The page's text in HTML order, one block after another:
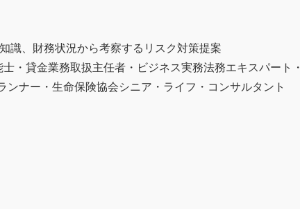
識、財務状況から考察するリスク対策提案
・貸金業務取扱主任者・ビジネス実務法務エキスパート・
ナー・生命保険協会シニア・ライフ・コンサルタント